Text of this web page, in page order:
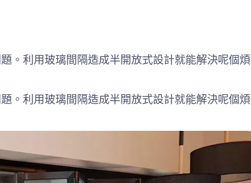
。利用玻璃間隔造成半開放式設計就能解決呢個煩
。利用玻璃間隔造成半開放式設計就能解決呢個煩